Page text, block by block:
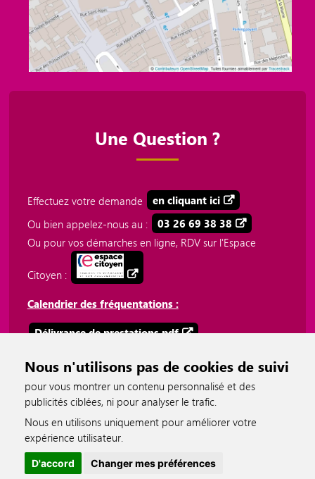
Nous n'utilisons pas de cookies de suivi
pour vous montrer un contenu personnalisé et des
publicités ciblées, ni pour analyser le trafic.
Nous en utilisons uniquement pour améliorer votre
expérience utilisateur.
D'accord Changer mes préférences
Une Question ?
Effectuez votre demande
en cliquant ici
Ou bien appelez-nous au :
03 26 69 38 38
Ou pour vos démarches en ligne, RDV sur l'Espace
Citoyen :
Calendrier des fréquentations :
Délivrance de prestations.pdf
accessible